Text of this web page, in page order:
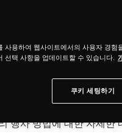
정보 보호정책은
행사 방법에 대한 자세한
사용하여 웹사이트에서의 사용자 경
선택 사항을 업데이트할 수 있습니다.
쿠키 세팅하기